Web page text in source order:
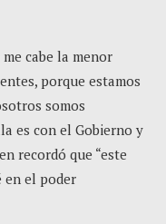
cabe la menor
porque estamos
somos
es con el Gobierno y
recordó que “este
en el poder